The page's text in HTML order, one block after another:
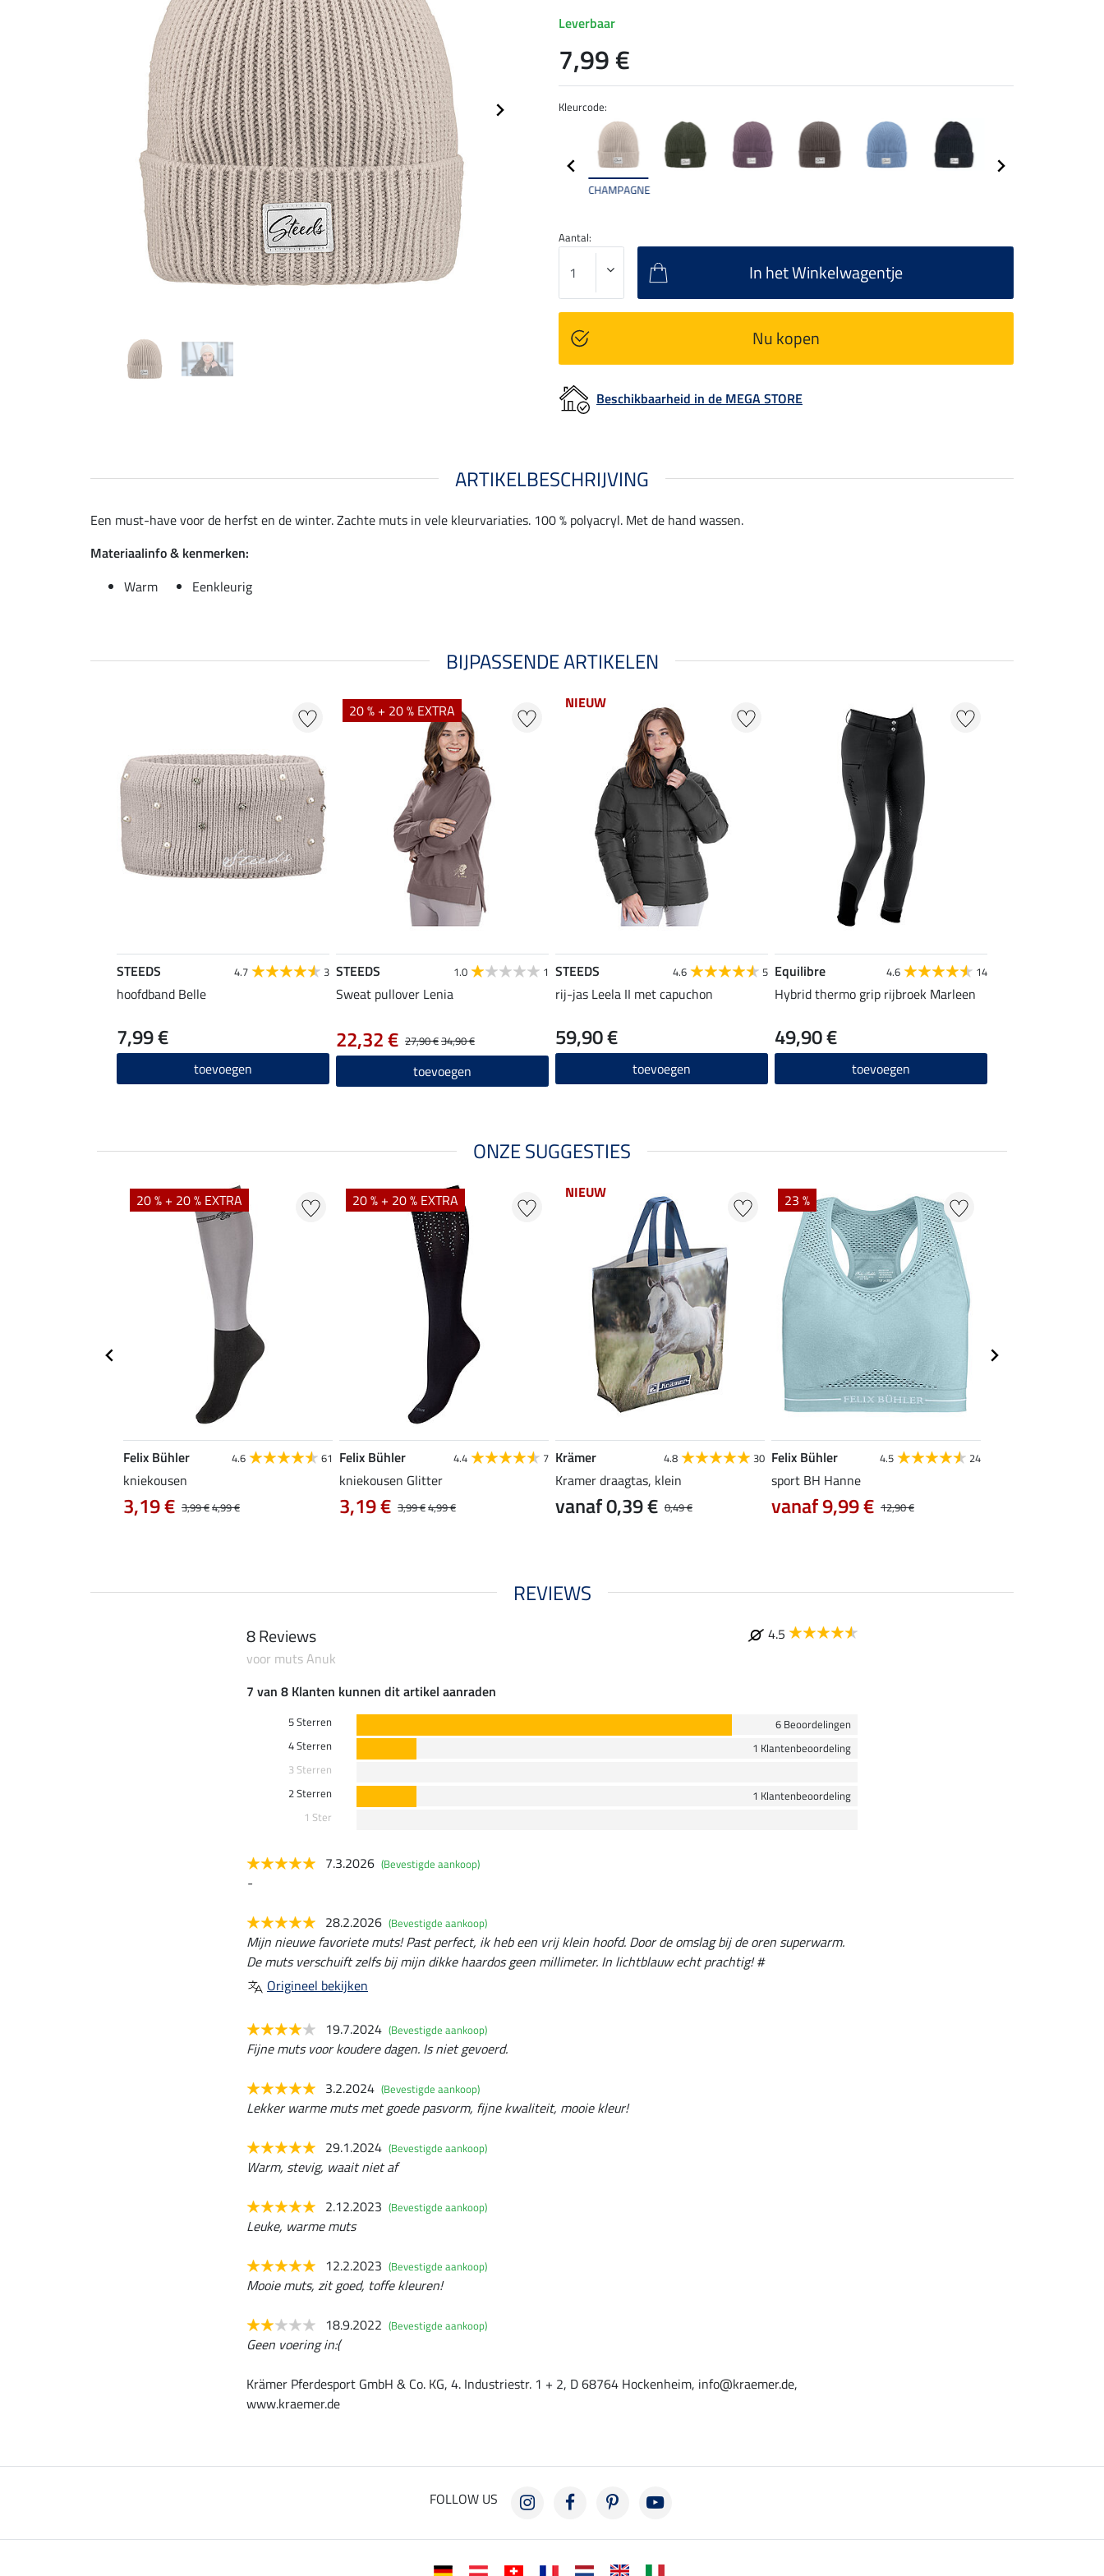
Kleurcode:
CHAMPAGNE
Leverbaar
7,99 €
Aantal:
In het Winkelwagentje
Nu kopen
Beschikbaarheid in de MEGA STORE
ARTIKELBESCHRIJVING
Een must-have voor de herfst en de winter. Zachte muts in vele kleurvariaties. 100 % polyacryl. Met de hand wassen.
Materiaalinfo & kenmerken:
Warm
Eenkleurig
BIJPASSENDE ARTIKELEN
STEEDS 4.7 3
hoofdband Belle
7,99 €
toevoegen
20 % + 20 % EXTRA
STEEDS 1.0 1
Sweat pullover Lenia
27,90 €34,90 €
22,32 €
toevoegen
NIEUW
STEEDS 4.6 5
rij-jas Leela II met capuchon
59,90 €
toevoegen
Equilibre 4.6 14
Hybrid thermo grip rijbroek Marleen
49,90 €
toevoegen
ONZE SUGGESTIES
20 % + 20 % EXTRA
Felix Bühler 4.6 61
kniekousen
3,99 €4,99 €
3,19 €
20 % + 20 % EXTRA
Felix Bühler 4.4 7
kniekousen Glitter
3,99 €4,99 €
3,19 €
NIEUW
Krämer 4.8 30
Kramer draagtas, klein
0,49 €
vanaf 0,39 €
23 %
Felix Bühler 4.5 24
sport BH Hanne
12,90 €
vanaf 9,99 €
REVIEWS
8 Reviews
4.5
voor muts Anuk
7 van 8 Klanten kunnen dit artikel aanraden
5 Sterren
6 Beoordelingen
4 Sterren
1 Klantenbeoordeling
3 Sterren
2 Sterren
1 Klantenbeoordeling
1 Ster
7.3.2026 (Bevestigde aankoop)
-
28.2.2026 (Bevestigde aankoop)
Mijn nieuwe favoriete muts! Past perfect, ik heb een vrij klein hoofd. Door de omslag bij de oren superwarm.
De muts verschuift zelfs bij mijn dikke haardos geen millimeter. In lichtblauw echt prachtig! #
Origineel bekijken
19.7.2024 (Bevestigde aankoop)
Fijne muts voor koudere dagen. Is niet gevoerd.
3.2.2024 (Bevestigde aankoop)
Lekker warme muts met goede pasvorm, fijne kwaliteit, mooie kleur!
29.1.2024 (Bevestigde aankoop)
Warm, stevig, waait niet af
2.12.2023 (Bevestigde aankoop)
Leuke, warme muts
12.2.2023 (Bevestigde aankoop)
Mooie muts, zit goed, toffe kleuren!
18.9.2022 (Bevestigde aankoop)
Geen voering in:(
Krämer Pferdesport GmbH & Co. KG, 4. Industriestr. 1 + 2, D 68764 Hockenheim, info@kraemer.de,
www.kraemer.de
FOLLOW US